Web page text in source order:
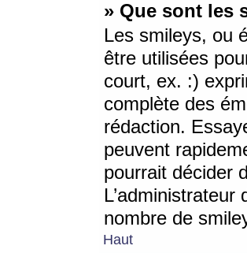
» Que sont les
Les smileys, ou
être utilisées
court, ex. :)
complète des
rédaction.
peuvent
pourrait décider
nombre de
Haut